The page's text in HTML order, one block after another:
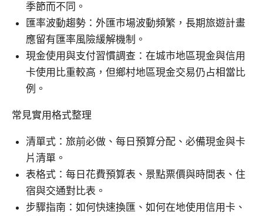
季節而不同。
匯率波動趨勢：外匯市場波動頻繁，長期旅遊計畫
應留有匯率風險緩解機制。
現金使用與支付習慣調查：在城市地區現金與信用
卡使用比重較高，但鄉村地區現金交易仍占相當比
例。
常見實用格式整理
清單式：旅前必做、每日預算分配、必備現金與卡
片清單。
表格式：每日花費預算表、景點票價與時間表、住
宿與交通對比表。
步驟指南：如何快速換匯、如何在地使用信用卡、